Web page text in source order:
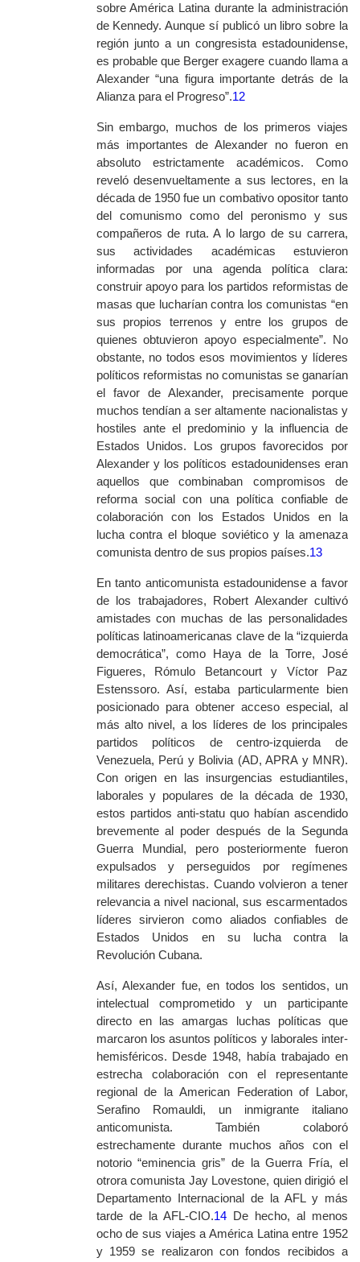
sobre América Latina durante la administración
de Kennedy. Aunque sí publicó un libro sobre la
región junto a un congresista estadounidense,
es probable que Berger exagere cuando llama a
Alexander “una figura importante detrás de la
Alianza para el Progreso”.12
Sin embargo, muchos de los primeros viajes
más importantes de Alexander no fueron en
absoluto estrictamente académicos. Como
reveló desenvueltamente a sus lectores, en la
década de 1950 fue un combativo opositor tanto
del comunismo como del peronismo y sus
compañeros de ruta. A lo largo de su carrera,
sus actividades académicas estuvieron
informadas por una agenda política clara:
construir apoyo para los partidos reformistas de
masas que lucharían contra los comunistas “en
sus propios terrenos y entre los grupos de
quienes obtuvieron apoyo especialmente”. No
obstante, no todos esos movimientos y líderes
políticos reformistas no comunistas se ganarían
el favor de Alexander, precisamente porque
muchos tendían a ser altamente nacionalistas y
hostiles ante el predominio y la influencia de
Estados Unidos. Los grupos favorecidos por
Alexander y los políticos estadounidenses eran
aquellos que combinaban compromisos de
reforma social con una política confiable de
colaboración con los Estados Unidos en la
lucha contra el bloque soviético y la amenaza
comunista dentro de sus propios países.13
En tanto anticomunista estadounidense a favor
de los trabajadores, Robert Alexander cultivó
amistades con muchas de las personalidades
políticas latinoamericanas clave de la “izquierda
democrática”, como Haya de la Torre, José
Figueres, Rómulo Betancourt y Víctor Paz
Estenssoro. Así, estaba particularmente bien
posicionado para obtener acceso especial, al
más alto nivel, a los líderes de los principales
partidos políticos de centro-izquierda de
Venezuela, Perú y Bolivia (AD, APRA y MNR).
Con origen en las insurgencias estudiantiles,
laborales y populares de la década de 1930,
estos partidos anti-statu quohabían ascendido
brevemente al poder después de la Segunda
Guerra Mundial, pero posteriormente fueron
expulsados y perseguidos por regímenes
militares derechistas. Cuando volvieron a tener
relevancia a nivel nacional, sus escarmentados
líderes sirvieron como aliados confiables de
Estados Unidos en su lucha contra la
Revolución Cubana.
Así, Alexander fue, en todos los sentidos, un
intelectual comprometido y un participante
directo en las amargas luchas políticas que
marcaron los asuntos políticos y laborales inter-
hemisféricos. Desde 1948, había trabajado en
estrecha colaboración con el representante
regional de la American Federation of Labor,
Serafino Romauldi, un inmigrante italiano
anticomunista. También colaboró
estrechamente durante muchos años con el
notorio “eminencia gris” de la Guerra Fría, el
otrora comunista Jay Lovestone, quien dirigió el
Departamento Internacional de la AFL y más
tarde de la AFL-CIO.14De hecho, al menos
ocho de sus viajes a América Latina entre 1952
y 1959 se realizaron con fondos recibidos a